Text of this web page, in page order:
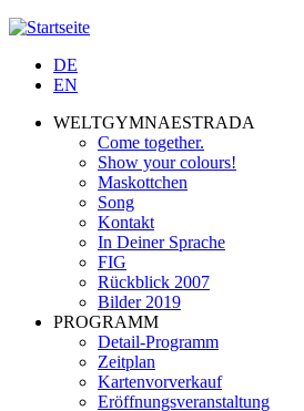
Jump to navigation
DE
EN
WELTGYMNAESTRADA
Come together.
Show your colours!
Maskottchen
Song
Kontakt
In Deiner Sprache
FIG
Rückblick 2007
Bilder 2019
PROGRAMM
Detail-Programm
Zeitplan
Kartenvorverkauf
Eröffnungsveranstaltung